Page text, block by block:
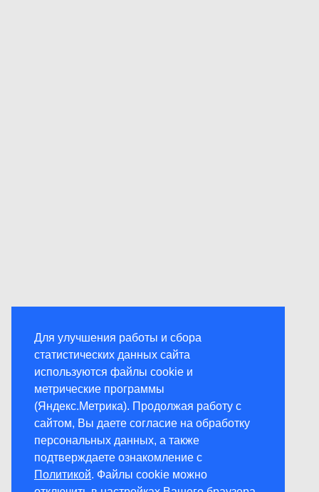
Для улучшения работы и сбора
статистических данных сайта
используются файлы cookie и
метрические программы
(Яндекс.Метрика). Продолжая работу с
сайтом, Вы даете согласие на обработку
персональных данных, а также
подтверждаете ознакомление с
Политикой. Файлы cookie можно